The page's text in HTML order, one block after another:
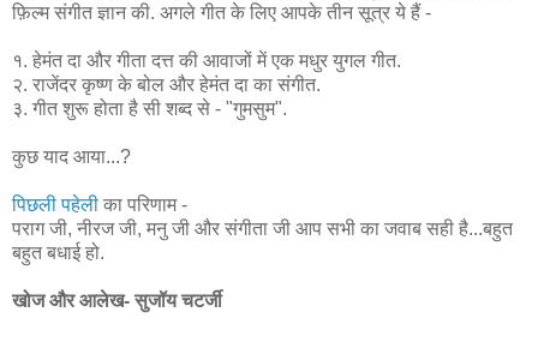
फ़िल्म संगीत ज्ञान की. अगले गीत के लिए आपके तीन सूत्र ये हैं -
१. हेमंत दा और गीता दत्त की आवाजों में एक मधुर युगल गीत.
२. राजेंदर कृष्ण के बोल और हेमंत दा का संगीत.
३. गीत शुरू होता है सी शब्द से - "गुमसुम".
कुछ याद आया...?
पिछली पहेली का परिणाम -
पराग जी, नीरज जी, मनु जी और संगीता जी आप सभी का जवाब सही है...बहुत
बहुत बधाई हो.
खोज और आलेख- सुजॉय चटर्जी